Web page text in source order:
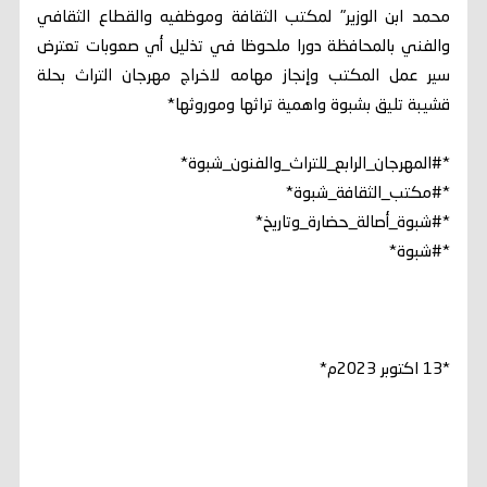
محمد ابن الوزير" لمكتب الثقافة وموظفيه والقطاع الثقافي
والفني بالمحافظة دورا ملحوظا في تذليل أي صعوبات تعترض
سير عمل المكتب وإنجاز مهامه لاخراج مهرجان التراث بحلة
قشيبة تليق بشبوة واهمية تراثها وموروثها*
*#المهرجان_الرابع_للتراث_والفنون_شبوة*
*#مكتب_الثقافة_شبوة*
*#شبوة_أصالة_حضارة_وتاريخ*
*#شبوة*
*13 اكتوبر 2023م*